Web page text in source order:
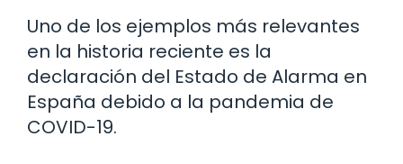
Uno de los ejemplos más relevantes
en la historia reciente es la
declaración del Estado de Alarma en
España debido a la pandemia de
COVID-19.